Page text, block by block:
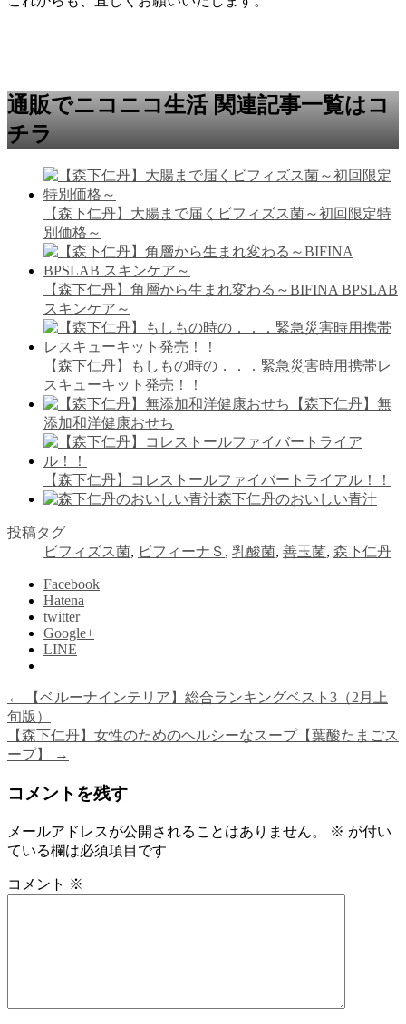
通販でニコニコ生活 関連記事一覧はコ
チラ
【森下仁丹】大腸まで届くビフィズス菌～初回限定特
別価格～
【森下仁丹】角層から生まれ変わる～BIFINA BPSLAB
スキンケア～
【森下仁丹】もしもの時の．．．緊急災害時用携帯レ
スキューキット発売！！
【森下仁丹】無
添加和洋健康おせち
【森下仁丹】コレストールファイバートライアル！！
森下仁丹のおいしい青汁
投稿タグ
ビフィズス菌, ビフィーナＳ , 乳酸菌, 善玉菌, 森下仁丹
Facebook
Hatena
twitter
Google+
LINE
←
【ベルーナインテリア】総合ランキングベスト3（2月上
旬版）
【森下仁丹】女性のためのヘルシーなスープ【葉酸たまごス
ープ】
→
コメントを残す
メールアドレスが公開されることはありません。 ※ が付い
ている欄は必須項目です
コメント ※